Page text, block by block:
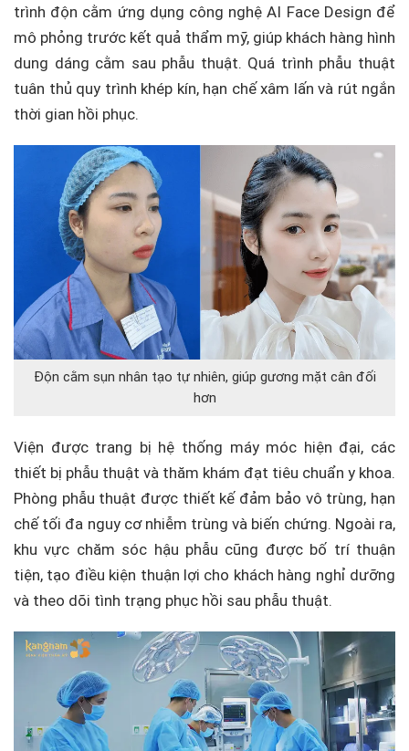
trình độn cằm ứng dụng công nghệ AI Face Design để
mô phỏng trước kết quả thẩm mỹ, giúp khách hàng hình
dung dáng cằm sau phẫu thuật. Quá trình phẫu thuật
tuân thủ quy trình khép kín, hạn chế xâm lấn và rút ngắn
thời gian hồi phục.
Độn cằm sụn nhân tạo tự nhiên, giúp gương mặt cân đối
hơn
Viện được trang bị hệ thống máy móc hiện đại, các
thiết bị phẫu thuật và thăm khám đạt tiêu chuẩn y khoa.
Phòng phẫu thuật được thiết kế đảm bảo vô trùng, hạn
chế tối đa nguy cơ nhiễm trùng và biến chứng. Ngoài ra,
khu vực chăm sóc hậu phẫu cũng được bố trí thuận
tiện, tạo điều kiện thuận lợi cho khách hàng nghỉ dưỡng
và theo dõi tình trạng phục hồi sau phẫu thuật.